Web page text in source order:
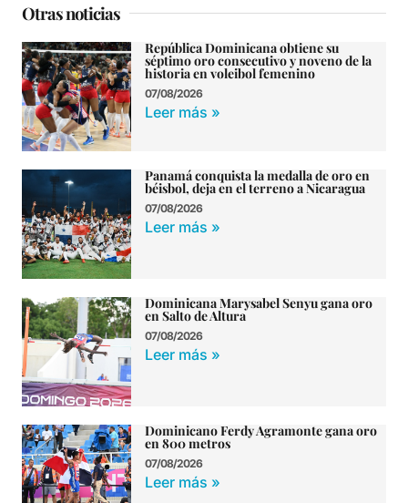
Otras noticias
República Dominicana obtiene su
séptimo oro consecutivo y noveno de la
historia en voleibol femenino
07/08/2026
Leer más »
Panamá conquista la medalla de oro en
béisbol, deja en el terreno a Nicaragua
07/08/2026
Leer más »
Dominicana Marysabel Senyu gana oro
en Salto de Altura
07/08/2026
Leer más »
Dominicano Ferdy Agramonte gana oro
en 800 metros
07/08/2026
Leer más »